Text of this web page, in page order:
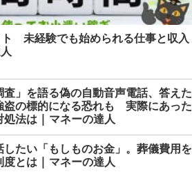
未経験でも始められる仕事と収入
査」を語る偽の自動音声電話、答えた
盗の標的になる恐れも 実際にあった
処法は | マネーの達人
したい「もしものお金」。葬儀費用を
度とは | マネーの達人